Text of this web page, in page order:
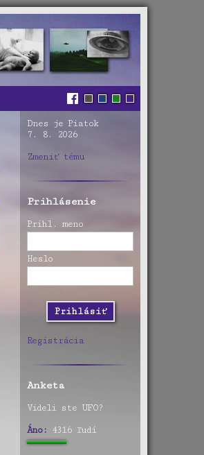
Dnes je Piatok
7. 8. 2026
Zmeniť tému
Prihlásenie
Prihl. meno
Heslo
Registrácia
Anketa
Videli ste UFO?
Áno: 4316 ľudí